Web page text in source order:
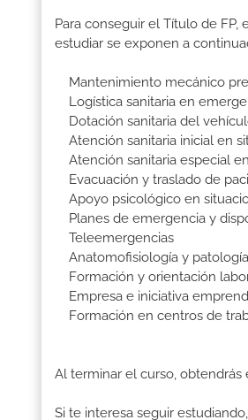
Para conseguir el Título de
estudiar se exponen a
Mantenimiento mecánico
Logística sanitaria en
Dotación sanitaria del
Atención sanitaria inicial en
Atención sanitaria especial
Evacuación y traslado de
Apoyo psicológico en
Planes de emergencia y
Teleemergencias
Anatomofisiología y
Formación y orientación
Empresa e iniciativa
Formación en centros de
Al terminar el curso, obtendrás
Si te interesa seguir